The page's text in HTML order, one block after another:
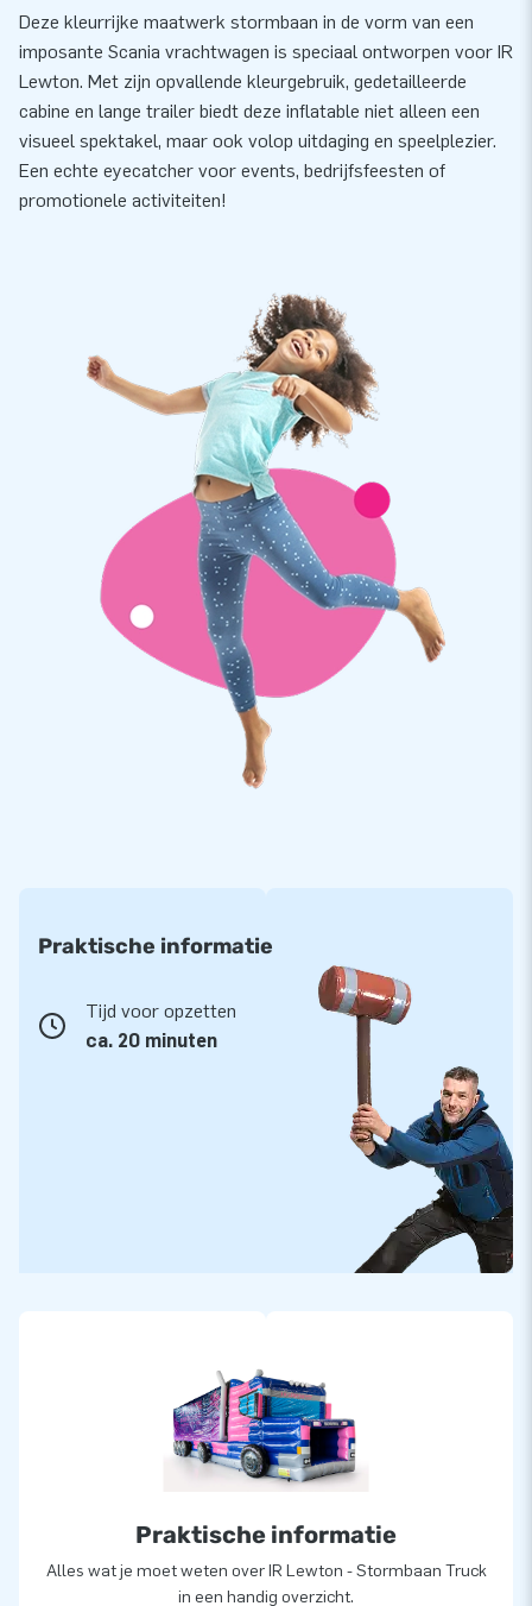
Deze kleurrijke maatwerk stormbaan in de vorm van een
imposante Scania vrachtwagen is speciaal ontworpen voor IR
Lewton. Met zijn opvallende kleurgebruik, gedetailleerde
cabine en lange trailer biedt deze inflatable niet alleen een
visueel spektakel, maar ook volop uitdaging en speelplezier.
Een echte eyecatcher voor events, bedrijfsfeesten of
promotionele activiteiten!
Praktische informatie
Tijd voor opzetten
ca. 20 minuten
Praktische informatie
Alles wat je moet weten over IR Lewton - Stormbaan Truck
in een handig overzicht.